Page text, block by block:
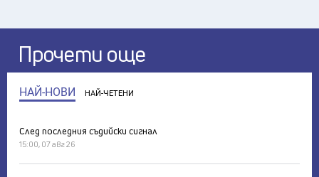
Прочети още
НАЙ-НОВИ НАЙ-ЧЕТЕНИ
След последния съдийски сигнал
15:00, 07 авг 26